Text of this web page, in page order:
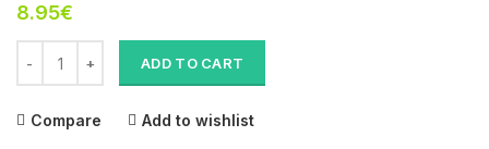
8.95€
ADD TO CART
Compare Add to wishlist